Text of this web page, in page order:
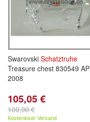
Swarovski Schatztruhe
Treasure chest 830549 AP
2008
105,05 €
109,90 €
Kostenloser Versand